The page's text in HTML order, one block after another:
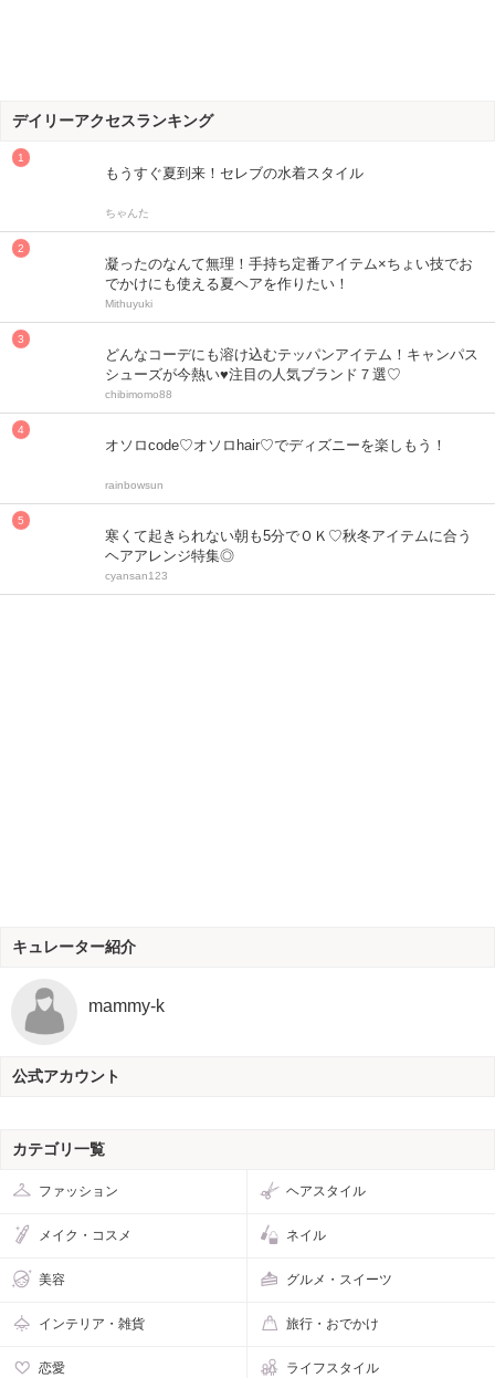
デイリーアクセスランキング
もうすぐ夏到来！セレブの水着スタイル
ちゃんた
凝ったのなんて無理！手持ち定番アイテム×ちょい技でお
でかけにも使える夏ヘアを作りたい！
Mithuyuki
どんなコーデにも溶け込むテッパンアイテム！キャンパス
シューズが今熱い♥注目の人気ブランド７選♡
chibimomo88
オソロcode♡オソロhair♡でディズニーを楽しもう！
rainbowsun
寒くて起きられない朝も5分でＯＫ♡秋冬アイテムに合う
ヘアアレンジ特集◎
cyansan123
キュレーター紹介
mammy-k
公式アカウント
カテゴリ一覧
ファッション ヘアスタイル
メイク・コスメ ネイル
美容 グルメ・スイーツ
インテリア・雑貨 旅行・おでかけ
恋愛 ライフスタイル